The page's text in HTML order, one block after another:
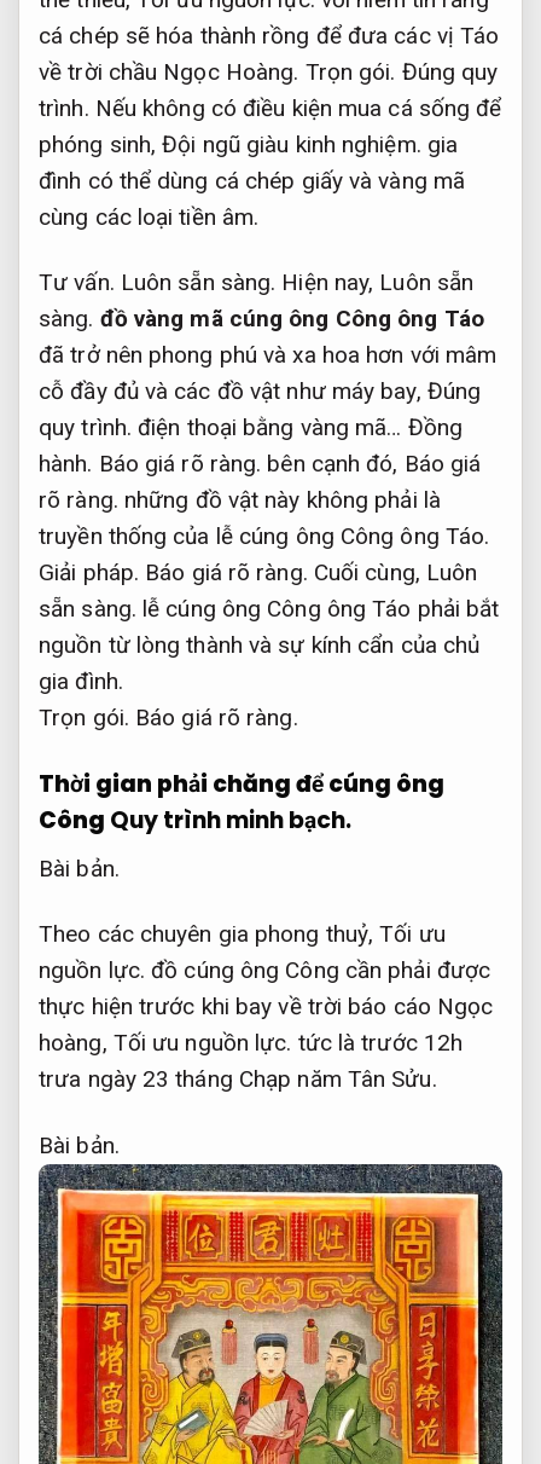
cá chép sẽ hóa thành rồng để đưa các vị Táo
về trời chầu Ngọc Hoàng. Trọn gói. Đúng quy
trình. Nếu không có điều kiện mua cá sống để
phóng sinh,Đội ngũ giàu kinh nghiệm. gia
đình có thể dùng cá chép giấy và vàng mã
cùng các loại tiền âm.
Tư vấn. Luôn sẵn sàng. Hiện nay, Luôn sẵn
sàng. đồ vàng mã cúng ông Công ông Táo
đã trở nên phong phú và xa hoa hơn với mâm
cỗ đầy đủ và các đồ vật như máy bay, Đúng
quy trình. điện thoại bằng vàng mã… Đồng
hành. Báo giá rõ ràng. bên cạnh đó, Báo giá
rõ ràng. những đồ vật này không phải là
truyền thống của lễ cúng ông Công ông Táo.
Giải pháp. Báo giá rõ ràng. Cuối cùng, Luôn
sẵn sàng. lễ cúng ông Công ông Táo phải bắt
nguồn từ lòng thành và sự kính cẩn của chủ
gia đình.
Trọn gói. Báo giá rõ ràng.
Thời gian phải chăng để cúng ông
Công Quy trình minh bạch.
Bài bản.
Theo các chuyên gia phong thuỷ,Tối ưu
nguồn lực. đồ cúng ông Công cần phải được
thực hiện trước khi bay về trời báo cáo Ngọc
hoàng, Tối ưu nguồn lực. tức là trước 12h
trưa ngày 23 tháng Chạp năm Tân Sửu.
Bài bản.